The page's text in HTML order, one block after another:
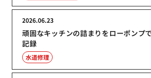
頑固なキッチンの詰まりをローポンプ
記録
2026.06.23
水道修理